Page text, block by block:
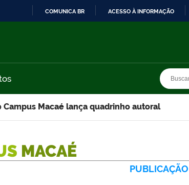
COMUNICA BR ACESSO À INFORMAÇÃO
Campus Macaé lança quadrinho autoral
MACAÉ
PUBLICAÇÃO